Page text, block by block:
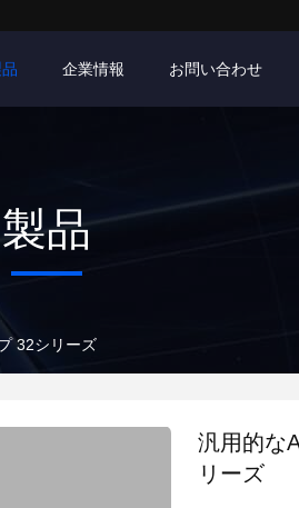
企業情報 お問い合わせ
製品
32シリーズ
汎用的な
リーズ